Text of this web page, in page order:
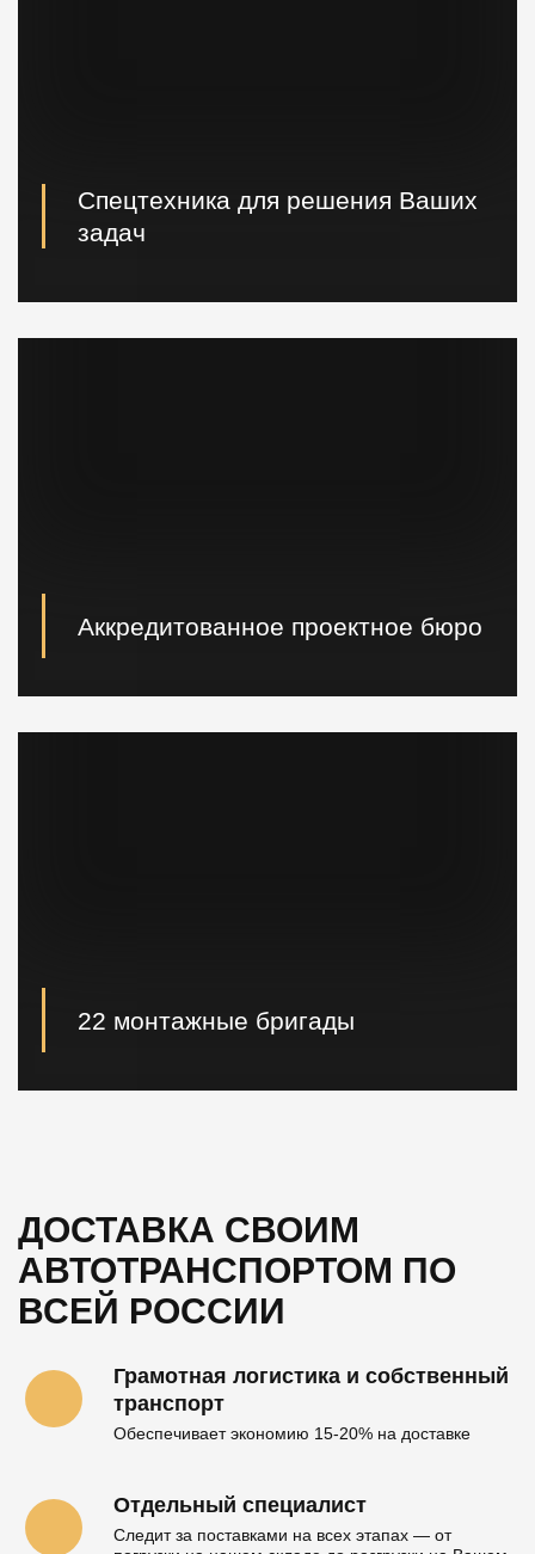
Спецтехника для решения Ваших
задач
Аккредитованное проектное бюро
22 монтажные бригады
ДОСТАВКА СВОИМ
АВТОТРАНСПОРТОМ ПО
ВСЕЙ РОССИИ
Грамотная логистика и собственный
транспорт
Обеспечивает экономию 15-20% на доставке
Отдельный специалист
Следит за поставками на всех этапах — от